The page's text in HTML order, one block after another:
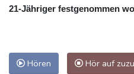
21-Jähriger festgenommen
Hören Hör auf